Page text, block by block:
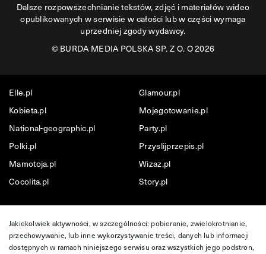
Dalsze rozpowszechnianie tekstów, zdjęć i materiałów wideo
opublikowanych w serwisie w całości lub w części wymaga
uprzedniej zgody wydawcy.
©BURDA MEDIA POLSKA SP. Z O. O 2026
Elle.pl
Glamour.pl
Kobieta.pl
Mojegotowanie.pl
National-geographic.pl
Party.pl
Polki.pl
Przyslijprzepis.pl
Mamotoja.pl
Wizaz.pl
Cocolita.pl
Story.pl
Jakiekolwiek aktywności, w szczególności: pobieranie, zwielokrotnianie,
przechowywanie, lub inne wykorzystywanie treści, danych lub informacji
dostępnych w ramach niniejszego serwisu oraz wszystkich jego podstron,